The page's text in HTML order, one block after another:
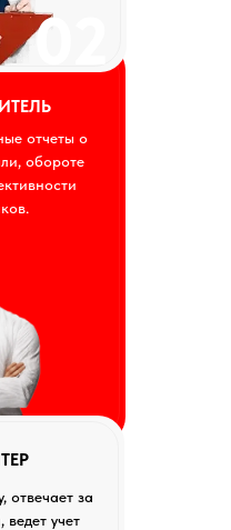
отвечает за
ведет учет
02
отчеты о
обороте